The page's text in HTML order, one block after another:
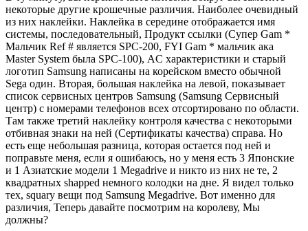
некоторые другие крошечные различия. Наиболее очевидный
из них наклейки. Наклейка в середине отображается имя
системы, последовательный, Продукт ссылки (Супер Gam *
Мальчик Ref # является SPC-200, FYI Gam * мальчик ака
Master System была SPC-100), AC характеристики и старый
логотип Samsung написаны на корейском вместо обычной
Sega один. Вторая, большая наклейка на левой, показывает
список сервисных центров Samsung (Samsung Сервисный
центр) с номерами телефонов всех отсортировано по области.
Там также третий наклейку контроля качества с некоторыми
отбивная знаки на ней (Сертификаты качества) справа. Но
есть еще небольшая разница, которая остается под ней и
поправьте меня, если я ошибаюсь, но у меня есть 3 Японские
и 1 Азиатские модели 1 Megadrive и никто из них не те, 2
квадратных shapped немного колодки на дне. Я видел только
тех, squary вещи под Samsung Megadrive. Вот именно для
различия, Теперь давайте посмотрим на королеву, Мы
должны?